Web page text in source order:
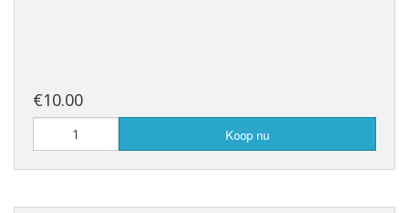
€10.00
Koop nu